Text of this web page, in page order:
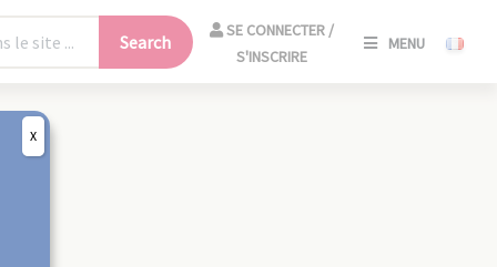
Search
SE CONNECTER /
S'INSCRIRE
MENU
X